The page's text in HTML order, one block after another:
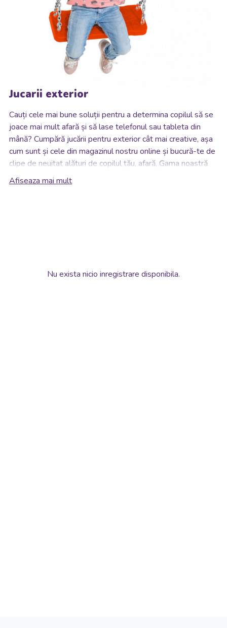
Jucarii exterior
Cauți cele mai bune soluții pentru a determina copilul să se
joace mai mult afară și să lase telefonul sau tableta din
mână? Cumpără jucării pentru exteriorcât mai creative, așa
cum sunt și cele din magazinul nostru online și bucură-te de
clipe de neuitat alături de copilul tău, afară. Gama noastră
de jucării de exterior vine cu numeroase soluții astfel încât
de fiecare dată să le oferi celor mici jucăriile potrivite pentru
favorizeze joaca afară și distracția în aer liber.
Afiseaza mai mult
Nu exista nicio inregistrare disponibila.